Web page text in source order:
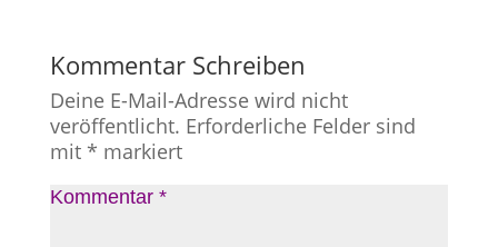
Kommentar Schreiben
Deine E-Mail-Adresse wird nicht
veröffentlicht. Erforderliche Felder sind
mit * markiert
Kommentar *